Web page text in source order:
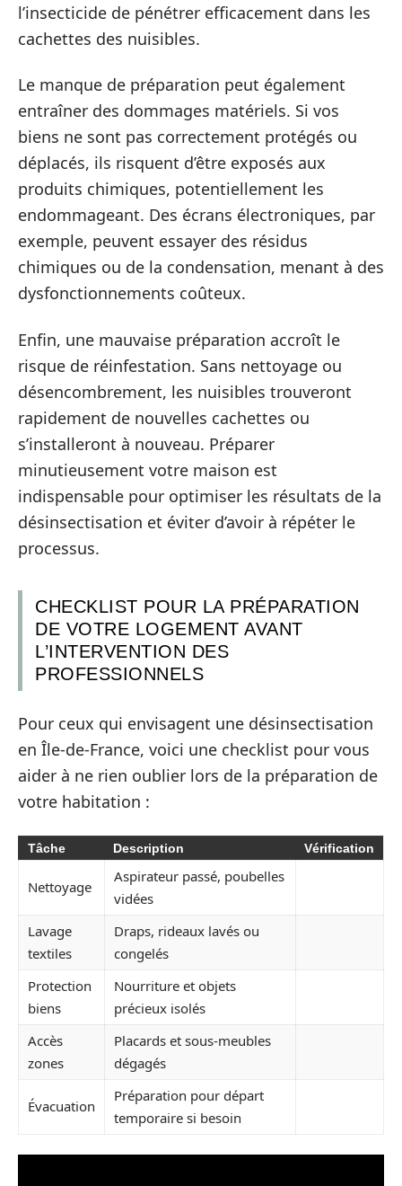
l’insecticide de pénétrer efficacement dans les
cachettes des nuisibles.
Le manque de préparation peut également
entraîner des dommages matériels. Si vos
biens ne sont pas correctement protégés ou
déplacés, ils risquent d’être exposés aux
produits chimiques, potentiellement les
endommageant. Des écrans électroniques, par
exemple, peuvent essayer des résidus
chimiques ou de la condensation, menant à des
dysfonctionnements coûteux.
Enfin, une mauvaise préparation accroît le
risque de réinfestation. Sans nettoyage ou
désencombrement, les nuisibles trouveront
rapidement de nouvelles cachettes ou
s’installeront à nouveau. Préparer
minutieusement votre maison est
indispensable pour optimiser les résultats de la
désinsectisation et éviter d’avoir à répéter le
processus.
CHECKLIST POUR LA PRÉPARATION
DE VOTRE LOGEMENT AVANT
L’INTERVENTION DES
PROFESSIONNELS
Pour ceux qui envisagent une désinsectisation
en Île-de-France, voici une checklist pour vous
aider à ne rien oublier lors de la préparation de
votre habitation :
Tâche Description Vérification
Nettoyage
Aspirateur passé, poubelles
vidées
Lavage
textiles
Draps, rideaux lavés ou
congelés
Protection
biens
Nourriture et objets
précieux isolés
Accès
zones
Placards et sous-meubles
dégagés
Évacuation
Préparation pour départ
temporaire si besoin